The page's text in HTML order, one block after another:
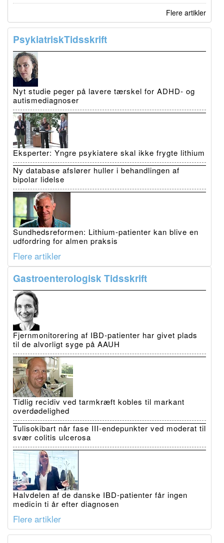
Flere artikler
PsykiatriskTidsskrift
Nyt studie peger på lavere tærskel for ADHD- og
autismediagnoser
Eksperter: Yngre psykiatere skal ikke frygte lithium
Ny database afslører huller i behandlingen af
bipolar lidelse
Sundhedsreformen: Lithium-patienter kan blive en
udfordring for almen praksis
Flere artikler
Gastroenterologisk Tidsskrift
Fjernmonitorering af IBD-patienter har givet plads
til de alvorligt syge på AAUH
Tidlig recidiv ved tarmkræft kobles til markant
overdødelighed
Tulisokibart når fase III-endepunkter ved moderat til
svær colitis ulcerosa
Halvdelen af de danske IBD-patienter får ingen
medicin ti år efter diagnosen
Flere artikler